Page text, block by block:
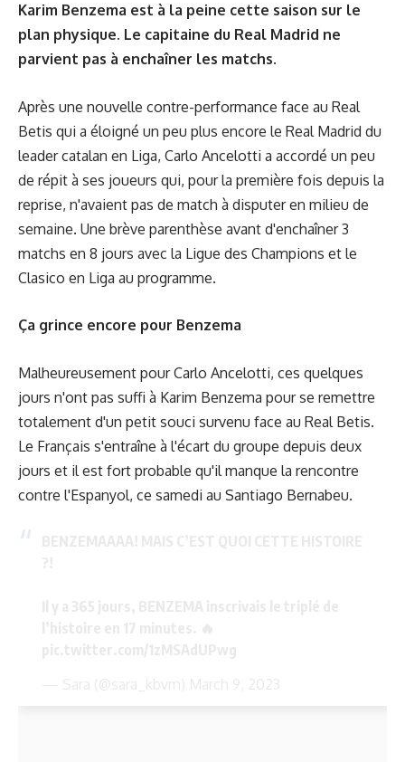
Karim Benzema est à la peine cette saison sur le
plan physique. Le capitaine du Real Madrid ne
parvient pas à enchaîner les matchs.
Après une nouvelle contre-performance face au Real
Betis qui a éloigné un peu plus encore le Real Madrid du
leader catalan en Liga, Carlo Ancelotti a accordé un peu
de répit à ses joueurs qui, pour la première fois depuis la
reprise, n'avaient pas de match à disputer en milieu de
semaine. Une brève parenthèse avant d'enchaîner 3
matchs en 8 jours avec la Ligue des Champions et le
Clasico en Liga au programme.
Ça grince encore pour Benzema
Malheureusement pour Carlo Ancelotti, ces quelques
jours n'ont pas suffi à Karim Benzema pour se remettre
totalement d'un petit souci survenu face au Real Betis.
Le Français s'entraîne à l'écart du groupe depuis deux
jours et il est fort probable qu'il manque la rencontre
contre l'Espanyol, ce samedi au Santiago Bernabeu.